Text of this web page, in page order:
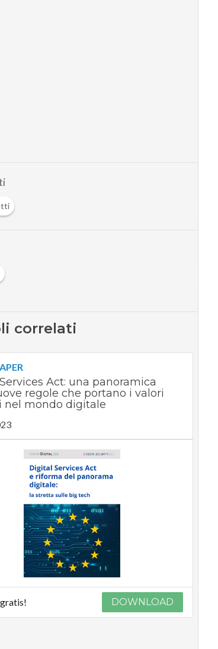
correlati
Act: una panoramica
regole che portano i valori
nel mondo digitale
DOWNLOAD